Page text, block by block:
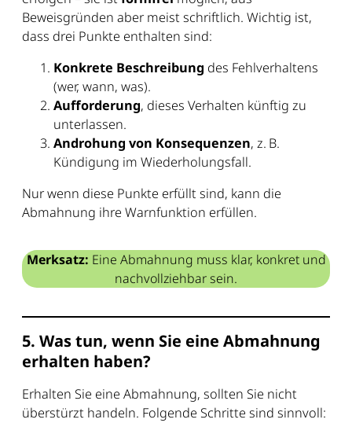
Beweisgründen aber meist schriftlich. Wichtig ist,
dass drei Punkte enthalten sind:
Konkrete Beschreibung des Fehlverhaltens
(wer, wann, was).
Aufforderung, dieses Verhalten künftig zu
unterlassen.
Androhung von Konsequenzen, z. B.
Kündigung im Wiederholungsfall.
Nur wenn diese Punkte erfüllt sind, kann die
Abmahnung ihre Warnfunktion erfüllen.
Merksatz: Eine Abmahnung muss klar, konkret und
nachvollziehbar sein.
5. Was tun, wenn Sie eine Abmahnung
erhalten haben?
Erhalten Sie eine Abmahnung, sollten Sie nicht
überstürzt handeln. Folgende Schritte sind sinnvoll: